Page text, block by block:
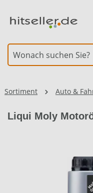
Sortiment Auto &
Liqui Moly